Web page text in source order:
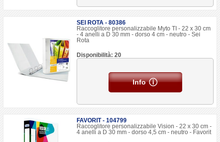
SEI ROTA - 80386
Raccoglitore personalizzabile Myto TI - 22 x 30 cm
- 4 anelli a D 30 mm - dorso 4 cm - neutro - Sei
Rota
Disponibilità: 20
Info
FAVORIT - 104799
Raccoglitore personalizzabile Vision - 22 x 30 cm -
4 anelli a D 30 mm - dorso 4,5 cm - neutro - Favorit